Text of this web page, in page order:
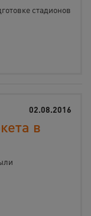
стадионов
02.08.2016
в